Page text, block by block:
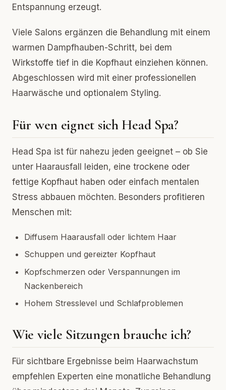
Entspannung erzeugt.
Viele Salons ergänzen die Behandlung mit einem
warmen Dampfhauben-Schritt, bei dem
Wirkstoffe tief in die Kopfhaut einziehen können.
Abgeschlossen wird mit einer professionellen
Haarwäsche und optionalem Styling.
Für wen eignet sich Head Spa?
Head Spa ist für nahezu jeden geeignet – ob Sie
unter Haarausfall leiden, eine trockene oder
fettige Kopfhaut haben oder einfach mentalen
Stress abbauen möchten. Besonders profitieren
Menschen mit:
Diffusem Haarausfall oder lichtem Haar
Schuppen und gereizter Kopfhaut
Kopfschmerzen oder Verspannungen im
Nackenbereich
Hohem Stresslevel und Schlafproblemen
Wie viele Sitzungen brauche ich?
Für sichtbare Ergebnisse beim Haarwachstum
empfehlen Experten eine monatliche Behandlung